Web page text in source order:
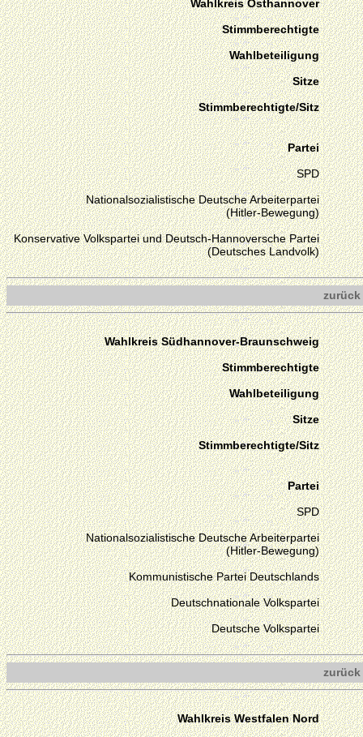
Wahlkreis Osthannover
Stimmberechtigte
Wahlbeteiligung
Sitze
Stimmberechtigte/Sitz
Partei
SPD
Nationalsozialistische Deutsche Arbeiterpartei
(Hitler-Bewegung)
Konservative Volkspartei und Deutsch-Hannoversche Partei
(Deutsches Landvolk)
zurück
Wahlkreis Südhannover-Braunschweig
Stimmberechtigte
Wahlbeteiligung
Sitze
Stimmberechtigte/Sitz
Partei
SPD
Nationalsozialistische Deutsche Arbeiterpartei
(Hitler-Bewegung)
Kommunistische Partei Deutschlands
Deutschnationale Volkspartei
Deutsche Volkspartei
zurück
Wahlkreis Westfalen Nord